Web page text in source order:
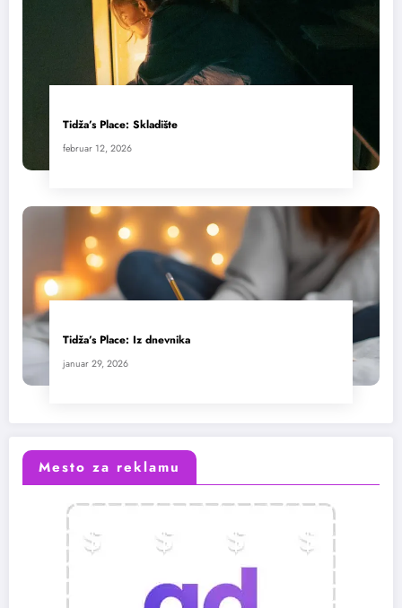
Tidža’s Place: Skladište
februar 12, 2026
Tidža’s Place: Iz dnevnika
januar 29, 2026
Mesto za reklamu